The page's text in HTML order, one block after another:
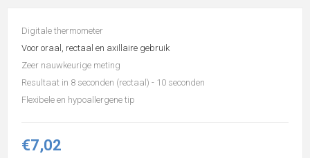
Digitale thermometer
Voor oraal, rectaal en axillaire gebruik
Zeer nauwkeurige meting
Resultaat in 8 seconden (rectaal) - 10 seconden
Flexibele en hypoallergene tip
€7,02